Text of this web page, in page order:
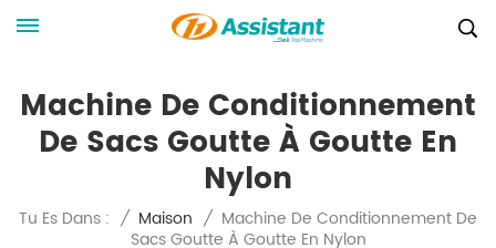
Machine De Conditionnement
De Sacs Goutte À Goutte En
Nylon
Tu Es Dans : / Maison / Machine De Conditionnement De
Sacs Goutte À Goutte En Nylon